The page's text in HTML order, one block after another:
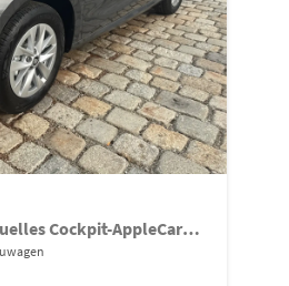
130 Jahre 1.0 MPI 80 PS-Virtuelles Cockpit-AppleCarplay-Android-Auto-LED-Klima-Tempomat-Rückfahrkamera-DAB-SHZ-15" Alu-sofort